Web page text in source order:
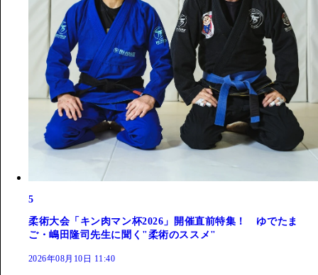
5
柔術大会「キン肉マン杯2026」開催直前特集！ ゆでたま
ご・嶋田隆司先生に聞く"柔術のススメ"
2026年08月10日 11:40